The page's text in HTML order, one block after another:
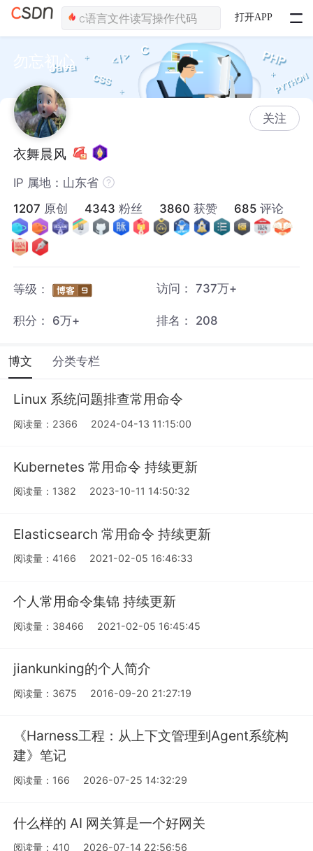
打开APP
勿忘初心
关注
衣舞晨风
IP 属地：山东省
1207 原创 4343 粉丝 3860 获赞 685 评论
等级： 访问： 737万+
积分： 6万+ 排名： 208
博文 分类专栏
Linux 系统问题排查常用命令
阅读量：2366 2024-04-13 11:15:00
Kubernetes 常用命令 持续更新
阅读量：1382 2023-10-11 14:50:32
Elasticsearch 常用命令 持续更新
阅读量：4166 2021-02-05 16:46:33
个人常用命令集锦 持续更新
阅读量：38466 2021-02-05 16:45:45
jiankunking的个人简介
阅读量：3675 2016-09-20 21:27:19
《Harness工程：从上下文管理到Agent系统构
建》笔记
阅读量：166 2026-07-25 14:32:29
什么样的 AI 网关算是一个好网关
阅读量：410 2026-07-14 22:56:56